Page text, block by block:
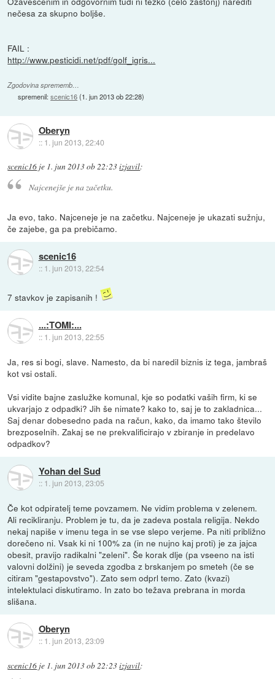
nečesa za skupno boljše.
FAIL :
http://www.pesticidi.net/pdf/golf_igris...
Zgodovina sprememb…
spremenil:scenic16(1. jun 2013 ob 22:28)
Oberyn
:: 1. jun 2013, 22:40
scenic16 je 1. jun 2013 ob 22:23izjavil:
Najcenejše je na začetku.
Ja evo, tako. Najceneje je na začetku. Najceneje je ukazati sužnju,
če zajebe, ga pa prebičamo.
scenic16
:: 1. jun 2013, 22:54
7 stavkov je zapisanih !
...:TOMI:...
:: 1. jun 2013, 22:55
Ja, res si bogi, slave. Namesto, da bi naredil biznis iz tega, jambraš
kot vsi ostali.
Vsi vidite bajne zaslužke komunal, kje so podatki vaših firm, ki se
ukvarjajo z odpadki? Jih še nimate? kako to, saj je to zakladnica...
Saj denar dobesedno pada na račun, kako, da imamo tako število
brezposelnih. Zakaj se ne prekvalificirajo v zbiranje in predelavo
odpadkov?
Yohan del Sud
:: 1. jun 2013, 23:05
Če kot odpiratelj teme povzamem. Ne vidim problema v zelenem.
Ali recikliranju. Problem je tu, da je zadeva postala religija. Nekdo
nekaj napiše v imenu tega in se vse slepo verjeme. Pa niti približno
dorečeno ni. Vsak ki ni 100% za (in ne nujno kaj proti) je za jajca
obesit, pravijo radikalni "zeleni". Še korak dlje (pa vseeno na isti
valovni dolžini) je seveda zgodba z brskanjem po smeteh (če se
citiram "gestapovstvo"). Zato sem odprl temo. Zato (kvazi)
intelektulaci diskutiramo. In zato bo težava prebrana in morda
slišana.
Oberyn
:: 1. jun 2013, 23:09
scenic16 je 1. jun 2013 ob 22:23izjavil: